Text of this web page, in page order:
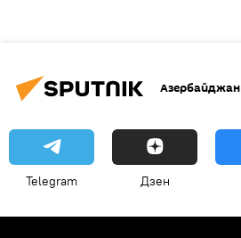
Азербайджан
Telegram Дзен